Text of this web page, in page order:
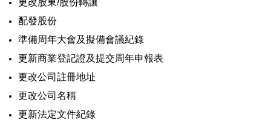
更改股東/股份轉讓
配發股份
準備周年大會及擬備會議紀錄
更新商業登記證及提交周年申報表
更改公司註冊地址
更改公司名稱
更新法定文件紀錄